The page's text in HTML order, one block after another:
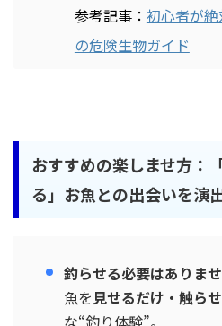
参考記事： 初心者が
の危険生物ガイド
おすすめの楽しませ方：
る」お魚との出会いを演
釣らせる必要はありませ
魚を見せるだけ・触ら
な“釣り体験”。